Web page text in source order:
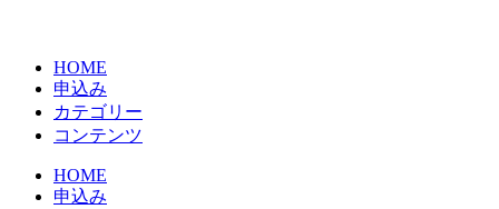
HOME
申込み
カテゴリー
コンテンツ
HOME
申込み